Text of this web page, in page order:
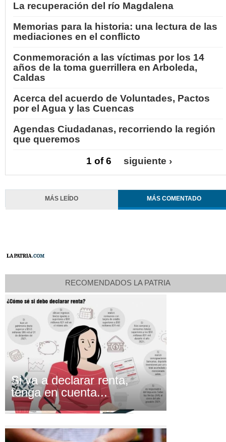
La recuperación del río Magdalena
Memorias para la historia: una lectura de las
mediaciones en el conflicto
Conmemoración a las víctimas por los 14
años de la toma guerrillera en Arboleda,
Caldas
Acerca del acuerdo de Voluntades, Pactos
por el Agua y las Cuencas
Agendas Ciudadanas, recorriendo la región
que queremos
1 of 6 siguiente ›
MÁS LEÍDO MÁS COMENTADO
RECOMENDADOS LA PATRIA
Si va a declarar renta,
tenga en cuenta...